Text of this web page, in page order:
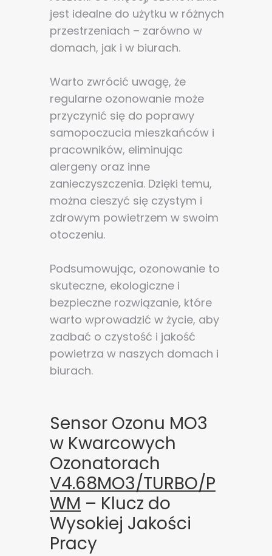
jest idealne do użytku w różnych
przestrzeniach – zarówno w
domach, jak i w biurach.
Warto zwrócić uwagę, że
regularne ozonowanie może
przyczynić się do poprawy
samopoczucia mieszkańców i
pracowników, eliminując
alergeny oraz inne
zanieczyszczenia. Dzięki temu,
można cieszyć się czystym i
zdrowym powietrzem w swoim
otoczeniu.
Podsumowując, ozonowanie to
skuteczne, ekologiczne i
bezpieczne rozwiązanie, które
warto wprowadzić w życie, aby
zadbać o czystość i jakość
powietrza w naszych domach i
biurach.
Sensor Ozonu MO3
w Kwarcowych
Ozonatorach
V4.68MO3/TURBO/P
WM – Klucz do
Wysokiej Jakości
Pracy
poprawy działania serwisu, personalizacji treści, oraz
analizy ruchu na stronie.